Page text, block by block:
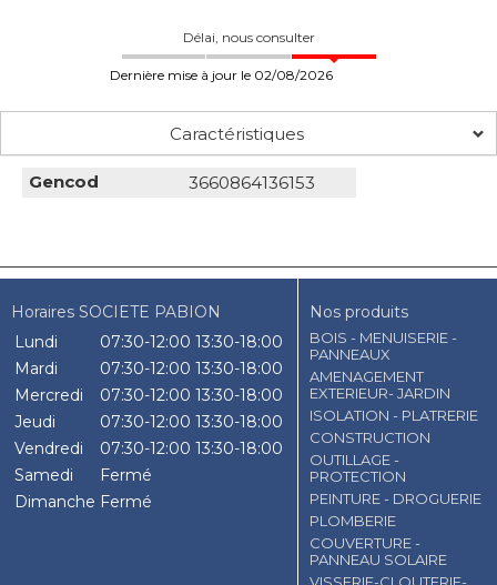
Délai, nous consulter
Dernière mise à jour le 02/08/2026
Caractéristiques
Gencod 3660864136153
Horaires SOCIETE PABION
Lundi
07:30-12:00 13:30-18:00
Mardi
07:30-12:00 13:30-18:00
Mercredi
07:30-12:00 13:30-18:00
Jeudi
07:30-12:00 13:30-18:00
Vendredi
07:30-12:00 13:30-18:00
Samedi
Fermé
Dimanche Fermé
Nos produits
BOIS - MENUISERIE -
PANNEAUX
AMENAGEMENT
EXTERIEUR- JARDIN
ISOLATION - PLATRERIE
CONSTRUCTION
OUTILLAGE -
PROTECTION
PEINTURE - DROGUERIE
PLOMBERIE
COUVERTURE -
PANNEAU SOLAIRE